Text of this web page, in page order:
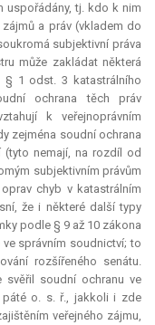
uspořádány, tj. kdo k nim
a práv (vkladem do
subjektivní práva
může zakládat některá
§ 1 odst. 3 katastrálního
ochrana těch práv
k veřejnoprávním
zejména soudní ochrana
(tyto nemají, na rozdíl od
subjektivním právům
chyb v katastrálním
že i některé další typy
podle § 9 až 10 zákona
správním soudnictví; to
rozšířeného senátu.
svěřil soudní ochranu ve
o. s. ř., jakkoli i zde
veřejného zájmu,